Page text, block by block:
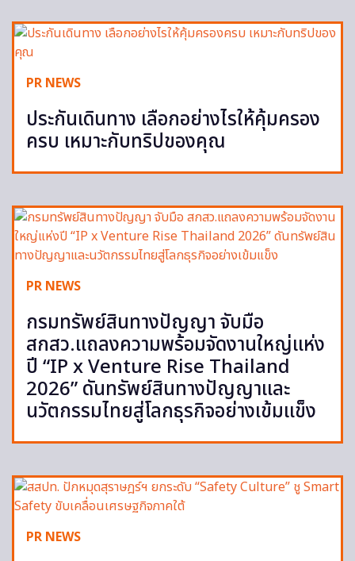
PR NEWS
ประกันเดินทาง เลือกอย่างไรให้คุ้มครอง
ครบ เหมาะกับทริปของคุณ
PR NEWS
กรมทรัพย์สินทางปัญญา จับมือ
สกสว.แถลงความพร้อมจัดงานใหญ่แห่ง
ปี “IP x Venture Rise Thailand
2026” ดันทรัพย์สินทางปัญญาและ
นวัตกรรมไทยสู่โลกธุรกิจอย่างเข้มแข็ง
PR NEWS